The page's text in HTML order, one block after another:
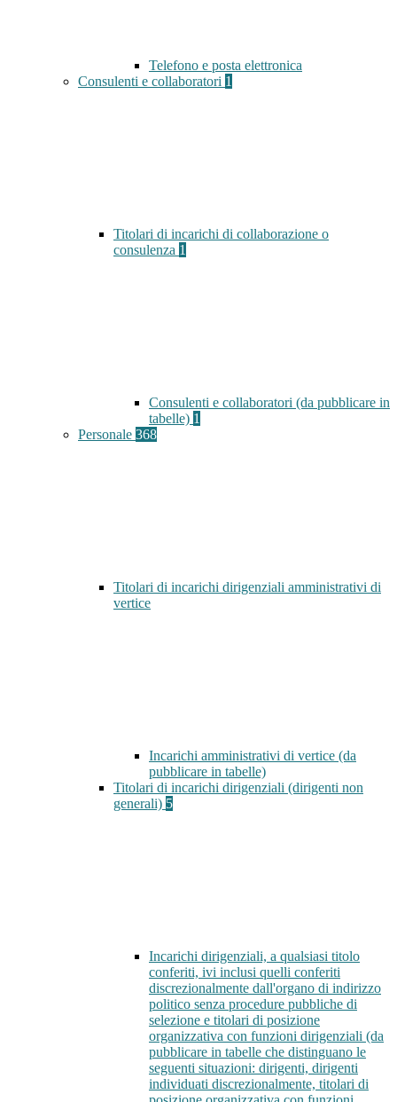
Telefono e posta elettronica
Consulenti e collaboratori 1
Titolari di incarichi di collaborazione o
consulenza 1
Consulenti e collaboratori (da pubblicare in
tabelle) 1
Personale 368
Titolari di incarichi dirigenziali amministrativi di
vertice
Incarichi amministrativi di vertice (da
pubblicare in tabelle)
Titolari di incarichi dirigenziali (dirigenti non
generali) 5
Incarichi dirigenziali, a qualsiasi titolo
conferiti, ivi inclusi quelli conferiti
discrezionalmente dall'organo di indirizzo
politico senza procedure pubbliche di
selezione e titolari di posizione
organizzativa con funzioni dirigenziali (da
pubblicare in tabelle che distinguano le
seguenti situazioni: dirigenti, dirigenti
individuati discrezionalmente, titolari di